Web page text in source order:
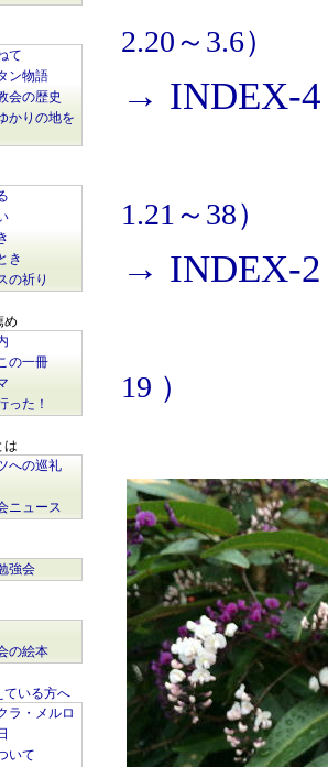
て
ン物語
会の歴史
かりの地を
き
の祈り
め
の一冊
った！
は
への巡礼
ニュース
強会
の絵本
ている方へ
ラ・メルロ
いて
2.20～3.6）
→ INDEX-4
1.21～38）
→ INDEX-2
19 ）